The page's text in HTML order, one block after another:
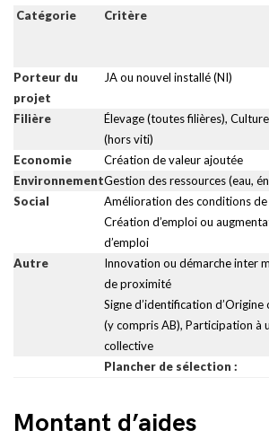
Catégorie Critère
Porteur du
projet
JA ou nouvel installé (NI)
Filière
Élevage (toutes filières),
(hors viti)
Economie
Création de valeur ajoutée
EnvironnementGestion des ressources (eau,
Social
Amélioration des conditions
Création d’emploi ou
d’emploi
Autre
Innovation ou démarche inter
de proximité
Signe d’identification
(y compris AB), Participation à
collective
Plancher de sélection :
Montant d’aides